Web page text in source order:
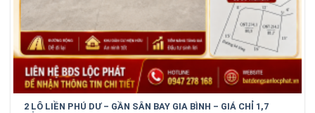
2 LÔ LIỀN PHÚ DƯ – GẦN SÂN BAY GIA BÌNH – GIÁ CHỈ 1,7